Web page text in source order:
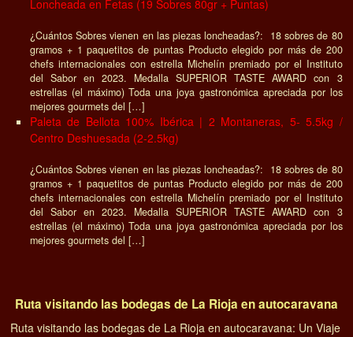
Loncheada en Fetas (19 Sobres 80gr + Puntas)
¿Cuántos Sobres vienen en las piezas loncheadas?: 18 sobres de 80
gramos + 1 paquetitos de puntas Producto elegido por más de 200
chefs internacionales con estrella Michelín premiado por el Instituto
del Sabor en 2023. Medalla SUPERIOR TASTE AWARD con 3
estrellas (el máximo) Toda una joya gastronómica apreciada por los
mejores gourmets del […]
Paleta de Bellota 100% Ibérica | 2 Montaneras, 5- 5.5kg /
Centro Deshuesada (2-2.5kg)
¿Cuántos Sobres vienen en las piezas loncheadas?: 18 sobres de 80
gramos + 1 paquetitos de puntas Producto elegido por más de 200
chefs internacionales con estrella Michelín premiado por el Instituto
del Sabor en 2023. Medalla SUPERIOR TASTE AWARD con 3
estrellas (el máximo) Toda una joya gastronómica apreciada por los
mejores gourmets del […]
Ruta visitando las bodegas de La Rioja en autocaravana
Ruta visitando las bodegas de La Rioja en autocaravana: Un Viaje